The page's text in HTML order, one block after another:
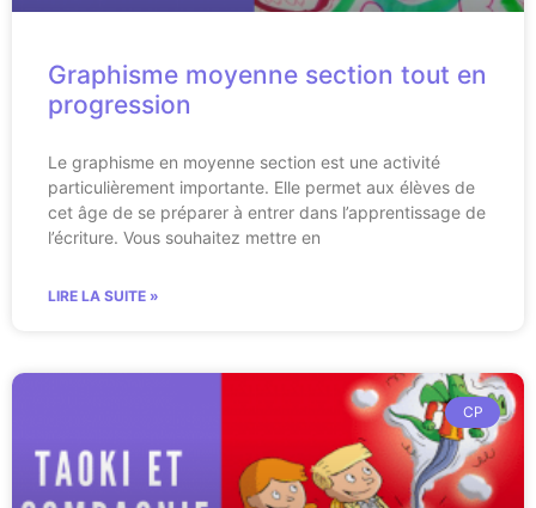
Graphisme moyenne section tout en
progression
Le graphisme en moyenne section est une activité
particulièrement importante. Elle permet aux élèves de
cet âge de se préparer à entrer dans l’apprentissage de
l’écriture. Vous souhaitez mettre en
LIRE LA SUITE »
CP